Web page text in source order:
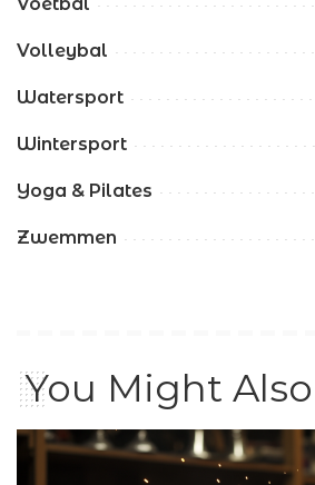
Voetbal
Volleybal
Watersport
Wintersport
Yoga & Pilates
Zwemmen
You Might